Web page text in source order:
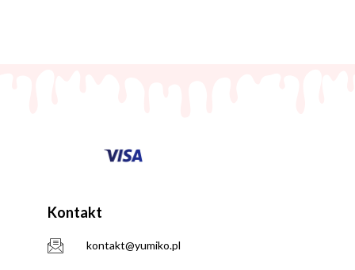
Kontakt
kontakt@yumiko.pl